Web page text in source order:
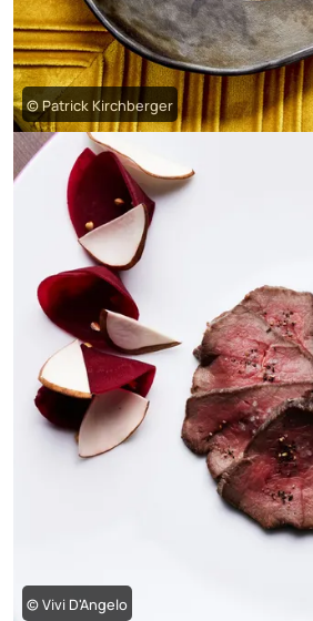
© Patrick Kirchberger
© Vivi D'Angelo